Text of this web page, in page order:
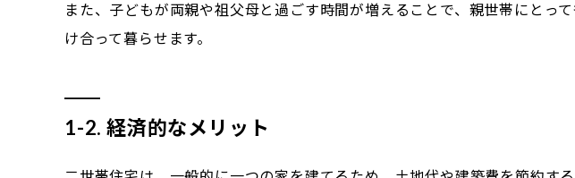
また、子どもが両親や祖父母と過ごす時間が増えることで、親世帯にとっ
け合って暮らせます。
1-2. 経済的なメリット